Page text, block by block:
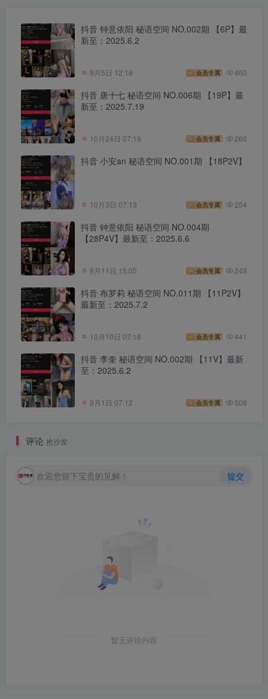
抖音 钟意依阳 秘语空间 NO.002期 【6P】最
新至：2025.6.2
9月5日 12:18 会员专属 460
抖音 唐十七 秘语空间 NO.006期 【19P】最
新至：2025.7.19
10月24日 07:19 会员专属 260
抖音 小安an 秘语空间 NO.001期 【18P2V】
10月3日 07:13 会员专属 254
抖音 钟意依阳 秘语空间 NO.004期
【28P4V】最新至：2025.6.6
9月11日 15:05 会员专属 249
抖音 布罗莉 秘语空间 NO.011期 【11P2V】
最新至：2025.7.2
10月10日 07:18 会员专属 441
抖音 李奎 秘语空间 NO.002期 【11V】最新
至：2025.6.2
9月1日 07:12 会员专属 508
评论 抢沙发
欢迎您留下宝贵的见解！ 提交
暂无评论内容